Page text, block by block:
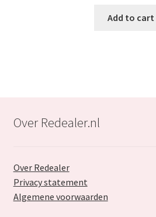
was:
Add to cart
Over Redealer.nl
Over Redealer
Privacy statement
Algemene voorwaarden